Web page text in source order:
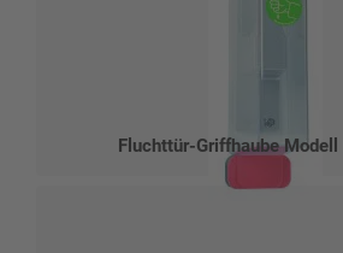
Fluchttür-Griffhaube